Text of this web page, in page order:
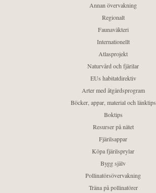
Annan övervakning
Regionalt
Faunaväkteri
Internationellt
Atlasprojekt
Naturvård och fjärilar
EUs habitatdirektiv
Arter med åtgärdsprogram
Böcker, appar, material och länktips
Boktips
Resurser på nätet
Fjärilsappar
Köpa fjärilsprylar
Bygg själv
Pollinatörsövervakning
Träna på pollinatörer